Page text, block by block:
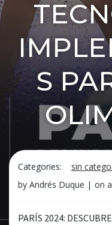
S
Categories:
sin
by Andrés Duque | on
PARÍS 2024: